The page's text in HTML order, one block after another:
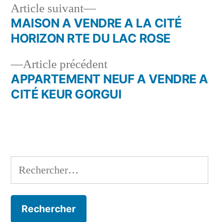
Navigation
l’article
Article précédentArticle
précédent :
APPARTEMENT NEUF A VENDRE A
CITÉ KEUR GORGUI
Article suivant
Article
suivant :
MAISON A VENDRE A LA CITÉ
HORIZON RTE DU LAC ROSE
Rechercher :